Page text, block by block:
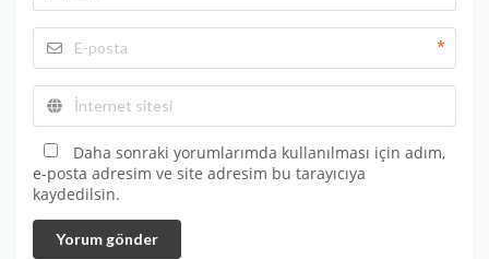
*
Daha sonraki yorumlarımda kullanılması için adım,
e-posta adresim ve site adresim bu tarayıcıya
kaydedilsin.
Yorum gönder